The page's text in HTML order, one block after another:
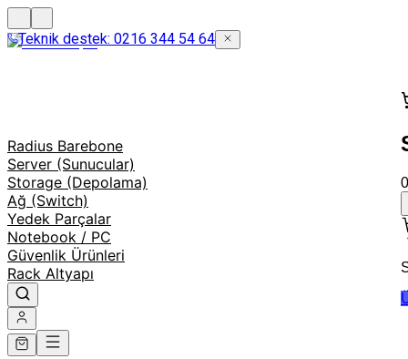
Teknik destek: 0216 344 54 64
Radius Barebone
Server (Sunucular)
Storage (Depolama)
Ağ (Switch)
Yedek Parçalar
Notebook / PC
Güvenlik Ürünleri
Rack Altyapı
0